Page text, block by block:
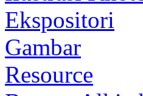
Ekspositori
Gambar
Resource